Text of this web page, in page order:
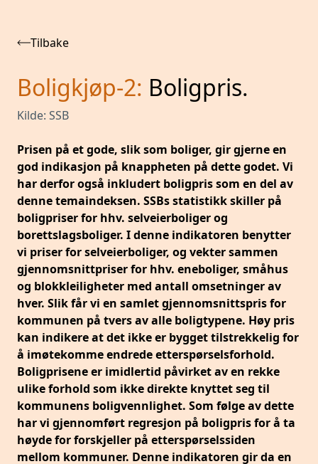
Tilbake
Boligkjøp-2: Boligpris.
Kilde: SSB
Prisen på et gode, slik som boliger, gir gjerne en
god indikasjon på knappheten på dette godet. Vi
har derfor også inkludert boligpris som en del av
denne temaindeksen. SSBs statistikk skiller på
boligpriser for hhv. selveierboliger og
borettslagsboliger. I denne indikatoren benytter
vi priser for selveierboliger, og vekter sammen
gjennomsnittpriser for hhv. eneboliger, småhus
og blokkleiligheter med antall omsetninger av
hver. Slik får vi en samlet gjennomsnittspris for
kommunen på tvers av alle boligtypene. Høy pris
kan indikere at det ikke er bygget tilstrekkelig for
å imøtekomme endrede etterspørselsforhold.
Boligprisene er imidlertid påvirket av en rekke
ulike forhold som ikke direkte knyttet seg til
kommunens boligvennlighet. Som følge av dette
har vi gjennomført regresjon på boligpris for å ta
høyde for forskjeller på etterspørselssiden
mellom kommuner. Denne indikatoren gir da en